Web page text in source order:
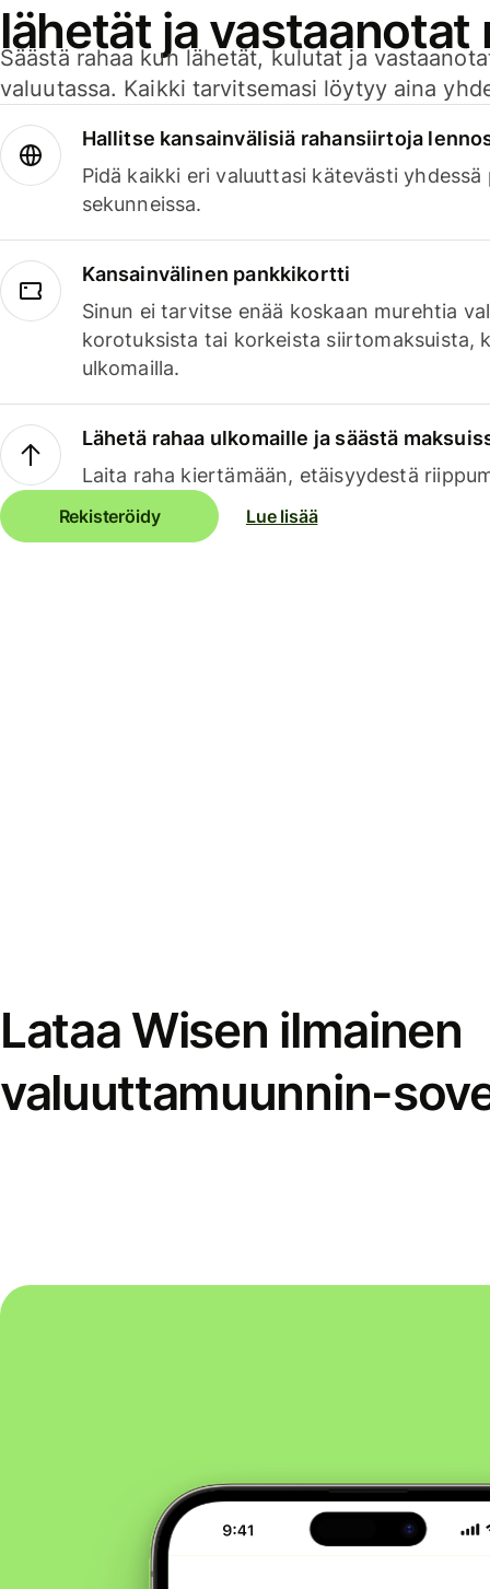
lähetät ja vastaanotat
Säästä rahaa kun lähetät, kulutat ja
valuutassa. Kaikki tarvitsemasi löytyy aina
Hallitse kansainvälisiä rahansiirtoja
Pidä kaikki eri valuuttasi kätevästi yhdessä
sekunneissa.
Kansainvälinen pankkikortti
Sinun ei tarvitse enää koskaan murehtia
korotuksista tai korkeista siirtomaksuista,
ulkomailla.
Lähetä rahaa ulkomaille ja säästä
Laita raha kiertämään, etäisyydestä
Rekisteröidy Lue lisää
Lataa Wisen ilmainen
valuuttamuunnin-